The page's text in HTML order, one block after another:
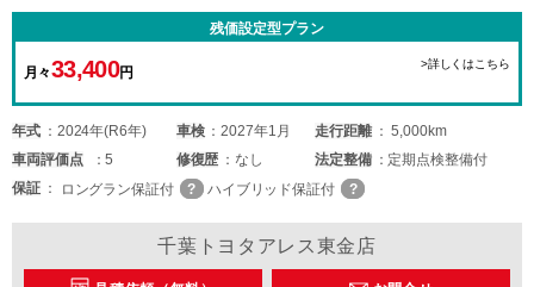
残価設定型プラン
月々33,400円
>詳しくはこちら
年式 2024年(R6年) 車検 2027年1月 走行距離
5,000km
車両評価点 5 修復歴 なし 法定整備
定期点検整備付
保証
ロングラン保証付 ハイブリッド保証付
千葉トヨタアレス東金店